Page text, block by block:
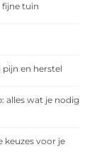
fijne tuin
en herstel
alles wat je nodig
keuzes voor je